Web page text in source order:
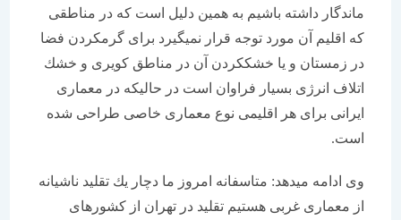
ماندگار داشته باشیم به همین دلیل است كه در مناطقی
كه اقلیم آن مورد توجه قرار نمی‏گیرد برای گرم‏كردن فضا
در زمستان و یا خشك‏كردن آن در مناطق كویری و خشك
اتلاف انرژی بسیار فراوان است در حالیكه در معماری
ایرانی برای هر اقلیمی نوع معماری خاصی طراحی شده
وی ادامه می‏دهد: متاسفانه امروز ما دچار یك تقلید ناشیانه
از معماری غربی هستیم تقلید در تهران از كشورهای